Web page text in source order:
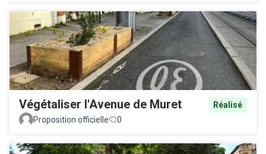
Végétaliser l'Avenue de Muret
Réalisé
Proposition officielle
0